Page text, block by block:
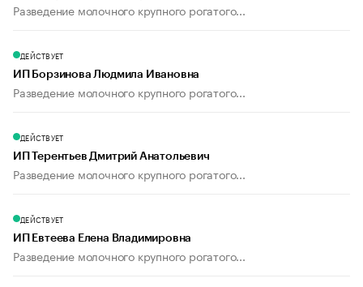
Разведение молочного крупного рогатого...
ДЕЙСТВУЕТ
ИП Борзинова Людмила Ивановна
Разведение молочного крупного рогатого...
ДЕЙСТВУЕТ
ИП Терентьев Дмитрий Анатольевич
Разведение молочного крупного рогатого...
ДЕЙСТВУЕТ
ИП Евтеева Елена Владимировна
Разведение молочного крупного рогатого...